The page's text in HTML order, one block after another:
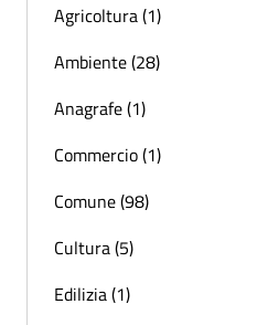
Agricoltura (1)
Ambiente (28)
Anagrafe (1)
Commercio (1)
Comune (98)
Cultura (5)
Edilizia (1)